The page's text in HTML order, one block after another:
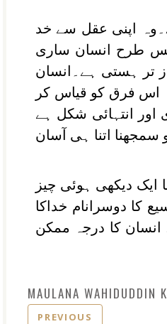
اپنی عقل سے خد
جس طرح انسان ساری
تر ہستی ہے۔انسان
اس فرق کو قیاس کر
انتہائی شکل ہے
سمجھنا اتنا ہی آسان
ایک دیکھی ہوئی چیز
کا دوسرانام خداکا
انسان کا درجہ ممکن
MAULANA WAHIDUDDIN
PREVIOUS